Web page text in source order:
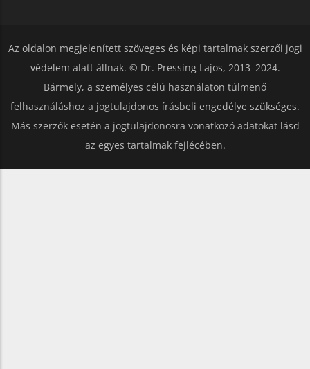
Az oldalon megjelenített szöveges és képi tartalmak szerzői jogi
védelem alatt állnak. © Dr. Pressing Lajos, 2013–2024.
Bármely, a személyes célú használaton túlmenő
felhasználáshoz a jogtulajdonos írásbeli engedélye szükséges.
Más szerzők esetén a jogtulajdonosra vonatkozó adatokat lásd
az egyes tartalmak fejlécében.